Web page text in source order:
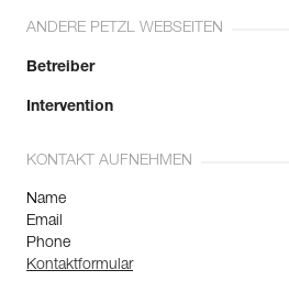
ANDERE PETZL WEBSEITEN
Betreiber
Intervention
KONTAKT AUFNEHMEN
Name
Email
Phone
Kontaktformular